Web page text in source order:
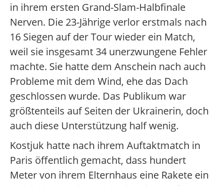
in ihrem ersten Grand-Slam-Halbfinale
Nerven. Die 23-Jährige verlor erstmals nach
16 Siegen auf der Tour wieder ein Match,
weil sie insgesamt 34 unerzwungene Fehler
machte. Sie hatte dem Anschein nach auch
Probleme mit dem Wind, ehe das Dach
geschlossen wurde. Das Publikum war
größtenteils auf Seiten der Ukrainerin, doch
auch diese Unterstützung half wenig.
Kostjuk hatte nach ihrem Auftaktmatch in
Paris öffentlich gemacht, dass hundert
Meter von ihrem Elternhaus eine Rakete ein